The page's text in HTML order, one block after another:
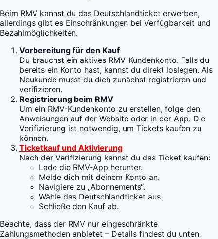
Beim RMV kannst du das Deutschlandticket erwerben,
allerdings gibt es Einschränkungen bei Verfügbarkeit und
Bezahlmöglichkeiten.
Vorbereitung für den Kauf
Du brauchst ein aktives RMV-Kundenkonto. Falls du
bereits ein Konto hast, kannst du direkt loslegen. Als
Neukunde musst du dich zunächst registrieren und
verifizieren.
Registrierung beim RMV
Um ein RMV-Kundenkonto zu erstellen, folge den
Anweisungen auf der Website oder in der App. Die
Verifizierung ist notwendig, um Tickets kaufen zu
können.
Ticketkauf und Aktivierung
Nach der Verifizierung kannst du das Ticket kaufen:
Lade die RMV-App herunter.
Melde dich mit deinem Konto an.
Navigiere zu „Abonnements“.
Wähle das Deutschlandticket aus.
Schließe den Kauf ab.
Beachte, dass der RMV nur eingeschränkte
Zahlungsmethoden anbietet – Details findest du unten.